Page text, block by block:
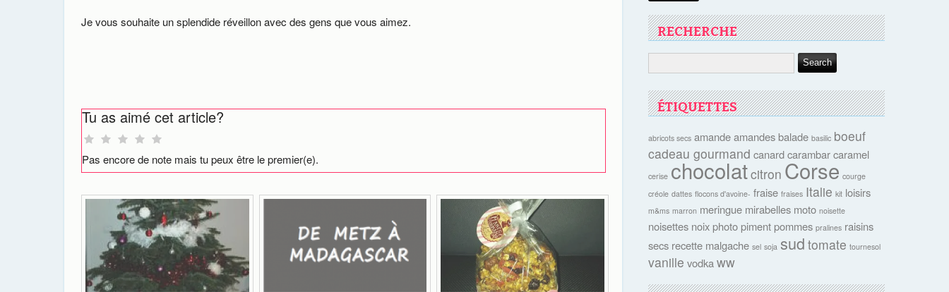
Je vous souhaite un splendide réveillon avec des gens que vous aimez.
Tu as aimé cet article?
Pas encore de note mais tu peux être le premier(e).
RECHERCHE
ÉTIQUETTES
abricots secs amande amandes balade basilic boeuf
cadeau gourmand canard carambar caramel
cerise chocolatcitron Corse courge
créole dattes flocons d'avoine- fraise fraises Italie kit loisirs
m&ms marron meringue mirabelles moto noisette
noisettes noix photo piment pommes pralines raisins
secs recette malgache sel soja sud tomate tournesol
vanille vodka ww